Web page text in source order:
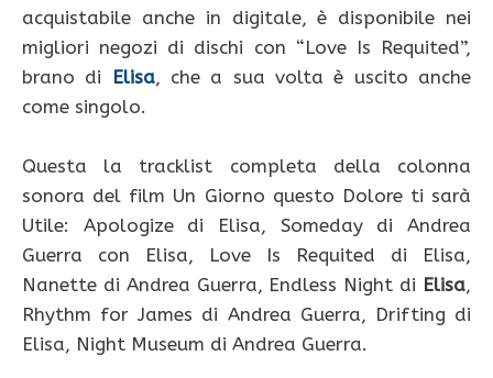
acquistabile anche in digitale, è disponibile nei
migliori negozi di dischi con “Love Is Requited”,
brano di
Elisa, che a sua volta è uscito anche
come singolo.
Questa la tracklist completa della colonna
sonora del film Un Giorno questo Dolore ti sarà
Utile: Apologize di Elisa, Someday di Andrea
Guerra con Elisa, Love Is Requited di Elisa,
Nanette di Andrea Guerra, Endless Night di Elisa,
Rhythm for James di Andrea Guerra, Drifting di
Elisa, Night Museum di Andrea Guerra.